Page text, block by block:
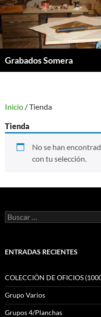
Saltar
al
contenido
Grabados Somera
Inicio / Tienda
Tienda
No se han
con tu selección.
Buscar:
ENTRADAS RECIENTES
COLECCIÓN DE OFICIOS
Grupo Varios
Grupos 4/Planchas